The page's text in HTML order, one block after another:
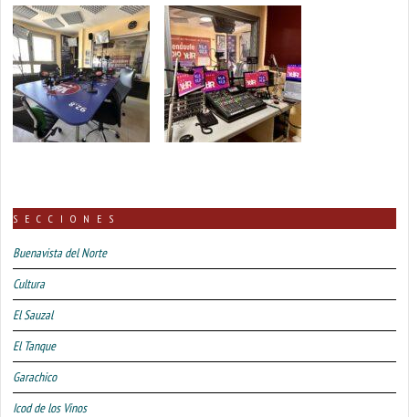
SECCIONES
Buenavista del Norte
Cultura
El Sauzal
El Tanque
Garachico
Icod de los Vinos